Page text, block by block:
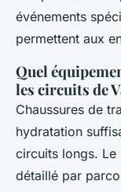
événements
permettent aux
Quel
les circuits de
Chaussures de
hydratation
circuits longs. Le
détaillé par